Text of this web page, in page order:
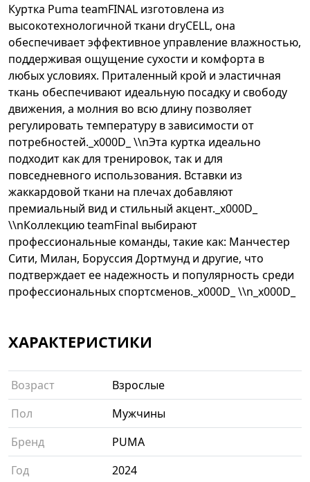
Куртка Puma teamFINAL изготовлена из
высокотехнологичной ткани dryCELL, она
обеспечивает эффективное управление влажностью,
поддерживая ощущение сухости и комфорта в
любых условиях. Приталенный крой и эластичная
ткань обеспечивают идеальную посадку и свободу
движения, а молния во всю длину позволяет
регулировать температуру в зависимости от
потребностей._x000D_ \\nЭта куртка идеально
подходит как для тренировок, так и для
повседневного использования. Вставки из
жаккардовой ткани на плечах добавляют
премиальный вид и стильный акцент._x000D_
\\nКоллекцию teamFinal выбирают
профессиональные команды, такие как: Манчестер
Сити, Милан, Боруссия Дортмунд и другие, что
подтверждает ее надежность и популярность среди
профессиональных спортсменов._x000D_ \\n_x000D_
ХАРАКТЕРИСТИКИ
Возраст
Взрослые
Пол
Мужчины
Бренд
PUMA
Год
2024